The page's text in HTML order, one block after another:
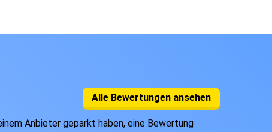
Alle Bewertungen ansehen
Anbieter geparkt haben, eine Bewertung